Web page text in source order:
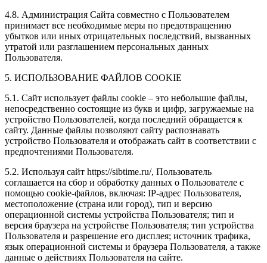
4.8. Администрация Сайта совместно с Пользователем
принимает все необходимые меры по предотвращению
убытков или иных отрицательных последствий, вызванных
утратой или разглашением персональных данных
Пользователя.
5. ИСПОЛЬЗОВАНИЕ ФАЙЛОВ COOKIE
5.1. Сайт использует файлы cookie – это небольшие файлы,
непосредственно состоящие из букв и цифр, загружаемые на
устройство Пользователей, когда последний обращается к
сайту. Данные файлы позволяют сайту распознавать
устройство Пользователя и отображать сайт в соответствии с
предпочтениями Пользователя.
5.2. Используя сайт https://sibtime.ru/, Пользователь
соглашается на сбор и обработку данных о Пользователе с
помощью cookie-файлов, включая: IP-адрес Пользователя,
местоположение (страна или город), тип и версию
операционной системы устройства Пользователя; тип и
версия браузера на устройстве Пользователя; тип устройства
Пользователя и разрешение его дисплея; источник трафика,
язык операционной системы и браузера Пользователя, а также
данные о действиях Пользователя на сайте.